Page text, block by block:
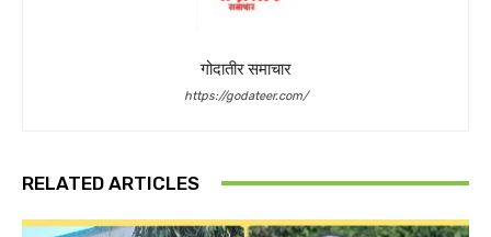
गोदातीर समाचार
https://godateer.com/
RELATED ARTICLES